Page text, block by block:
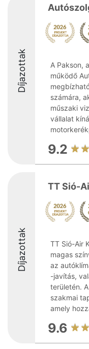
Díjazottak
A Pakson,
működő
számára,
műszaki
vállalat
9.2
Díjazottak
TT Sió-
TT Sió-Air
magas
az
-javítás,
területén.
szakmai
amely
9.6